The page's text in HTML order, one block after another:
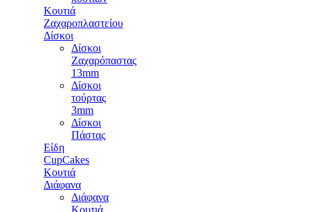
Κουτιά
Ζαχαροπλαστείου
Δίσκοι
Δίσκοι
Ζαχαρόπαστας
13mm
Δίσκοι
τούρτας
3mm
Δίσκοι
Πάστας
Είδη
CupCakes
Κουτιά
Διάφανα
Διάφανα
Κουτιά